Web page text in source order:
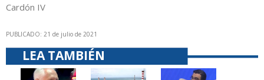
Cardón IV
PUBLICADO: 21 de julio de 2021
LEA TAMBIÉN